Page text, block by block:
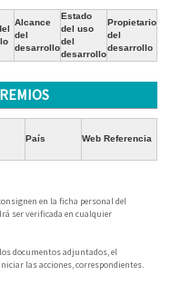
Alcance
del
desarrollo
Estado
del uso
del
desarrollo
Propietario
del
desarrollo
País Web Referencia
en la ficha personal del
ser verificada en cualquier
documentos adjuntados, el
las acciones, correspondientes.